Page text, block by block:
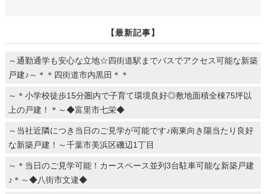
【最新記事】
～通勤通学も安心な立地☆四街道駅までバスでアクセス可能な新築
戸建♪～＊＊四街道市内黒田＊＊
～＊小学校徒歩15分圏内で子育て環境良好◎敷地面積全棟75坪以
上の戸建！＊～◆富里市七栄◆
～当社近隣につき当日のご見学が可能です♪南東向き陽当たり良好
な新築戸建！～千葉市美浜区磯辺1丁目
～＊当日のご見学可能！カースペース並列3台駐車可能な新築戸建
♪＊～◆八街市文違◆